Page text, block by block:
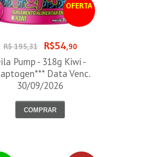
OFERTA
R$ 195,31 R$54,90
Pump - 318g Kiwi -
Data Venc.
30/09/2026
COMPRAR